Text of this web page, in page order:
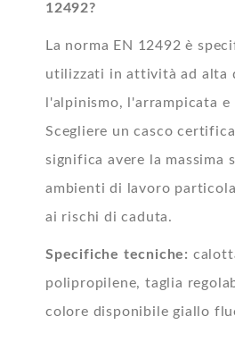
12492?
La norma EN 12492 è
utilizzati in attività ad alta
l'alpinismo, l'arrampicata
Scegliere un casco
significa avere la massima
ambienti di lavoro
ai rischi di caduta.
Specifiche tecniche:
polipropilene, taglia
colore disponibile giallo